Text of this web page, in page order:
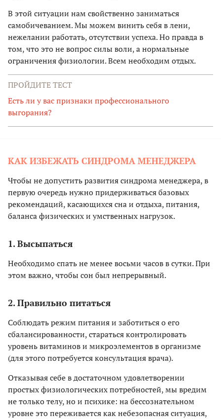
В этой ситуации нам свойственно заниматься
самобичеванием. Мы можем винить себя в лени,
нежелании работать, отсутствии успеха. Но правда в
том, что это не вопрос силы воли, а нормальные
ограничения физиологии. Всем необходим отдых.
ПРОЙДИТЕ ТЕСТ
Есть ли у вас признаки профессионального
выгорания?
КАК ИЗБЕЖАТЬ СИНДРОМА МЕНЕДЖЕРА
Чтобы не допустить развития синдрома менеджера, в
первую очередь нужно придерживаться базовых
рекомендаций, касающихся сна и отдыха, питания,
баланса физических и умственных нагрузок.
1. Высыпаться
Необходимо спать не менее восьми часов в сутки. При
этом важно, чтобы сон был непрерывный.
2. Правильно питаться
Соблюдать режим питания и заботиться о его
сбалансированности, стараться контролировать
уровень витаминов и микроэлементов в организме
(для этого потребуется консультация врача).
Отказывая себе в достаточном удовлетворении
простых физиологических потребностей, мы вредим
не только телу, но и психике: на бессознательном
уровне это переживается как небезопасная ситуация,